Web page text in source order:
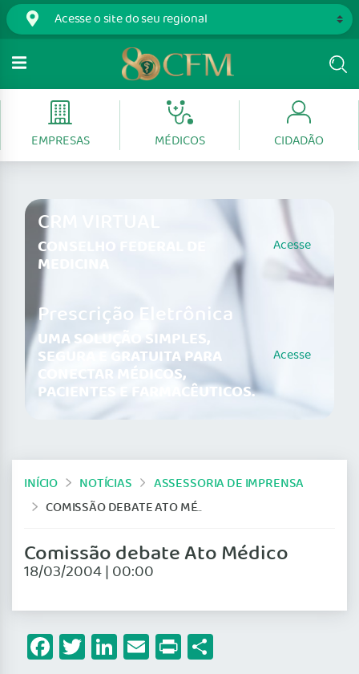
EMPRESAS MÉDICOS CIDADÃO
CRM VIRTUAL
CONSELHO FEDERAL DE
MEDICINA
Acesse
Prescrição Eletrônica
UMA SOLUÇÃO SIMPLES,
SEGURA E GRATUITA PARA
CONECTAR MÉDICOS,
PACIENTES E FARMACÊUTICOS.
Acesse
INÍCIO NOTÍCIAS
ASSESSORIA DE IMPRENSA
COMISSÃO DEBATE ATO MÉDICO
Comissão debate Ato Médico
18/03/2004 | 00:00
Facebook
Twitter
LinkedIn
Email
Print